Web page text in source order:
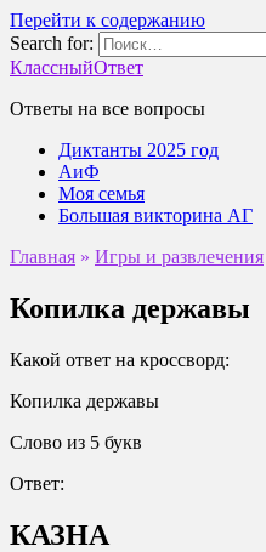
Перейти к содержанию
Search for:
КлассныйОтвет
Ответы на все вопросы
Диктанты 2025 год
АиФ
Моя семья
Большая викторина АГ
Главная » Игры и развлечения
Копилка державы
Какой ответ на кроссворд:
Копилка державы
Слово из 5 букв
Ответ:
КАЗНА